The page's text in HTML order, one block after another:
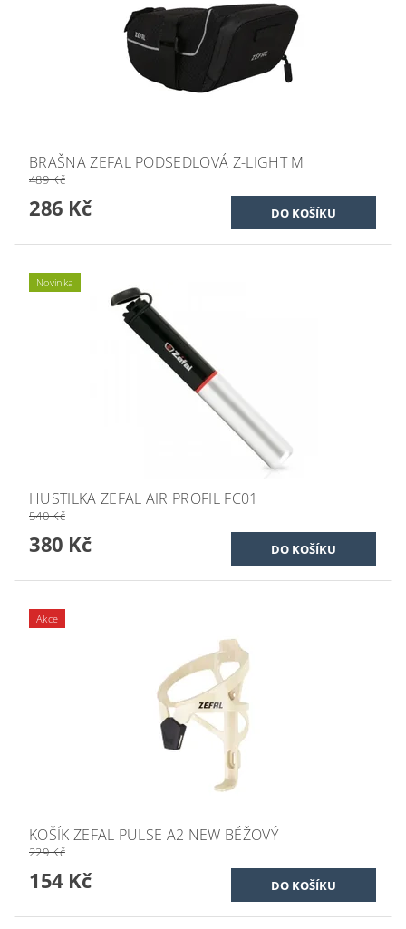
BRAŠNA ZEFAL PODSEDLOVÁ Z-LIGHT M
489 Kč
286 Kč
Novinka
HUSTILKA ZEFAL AIR PROFIL FC01
540 Kč
380 Kč
Akce
KOŠÍK ZEFAL PULSE A2 NEW BÉŽOVÝ
229 Kč
154 Kč